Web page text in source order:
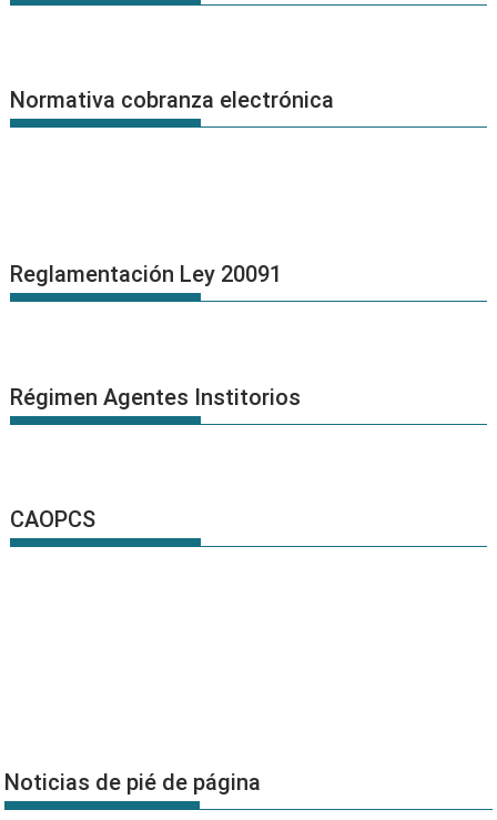
Normativa cobranza electrónica
Reglamentación Ley 20091
Régimen Agentes Institorios
CAOPCS
Noticias de pié de página